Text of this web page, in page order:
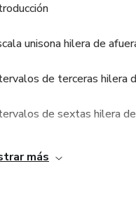
unisona hilera de
de terceras hilera
de sextas hilera
de octavas hilera
más